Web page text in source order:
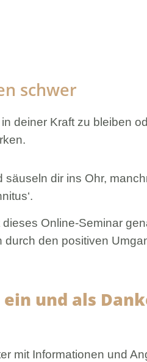
schwer
deiner Kraft zu bleiben
dir ins Ohr,
Online-Seminar
den positiven
und als
mit Informationen und